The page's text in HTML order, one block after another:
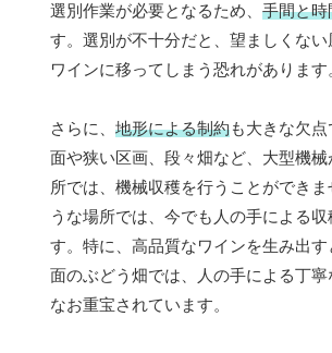
選別作業が必要となるため、 手間と時
す。選別が不十分だと、望ましくな
ワインに移ってしまう恐れがあります
さらに、 地形による制約も大きな欠
面や狭い区画、段々畑など、大型機
所では、機械収穫を行うことができま
うな場所では、今でも人の手による
す。特に、高品質なワインを生み出
面のぶどう畑では、人の手による丁寧
なお重宝されています。